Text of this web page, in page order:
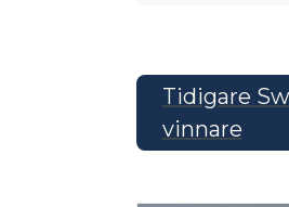
Tidigare
vinnare